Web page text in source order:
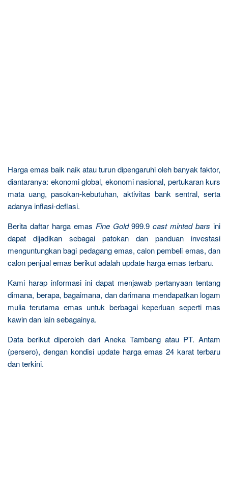
Harga emas baik naik atau turun dipengaruhi oleh banyak faktor,
diantaranya: ekonomi global, ekonomi nasional, pertukaran kurs
mata uang, pasokan-kebutuhan, aktivitas bank sentral, serta
adanya inflasi-deflasi.
Berita daftar harga emas Fine Gold999.9cast minted barsini
dapat dijadikan sebagai patokan dan panduan investasi
menguntungkan bagi pedagang emas, calon pembeli emas, dan
calon penjual emas berikut adalah update harga emas terbaru.
Kami harap informasi ini dapat menjawab pertanyaan tentang
dimana, berapa, bagaimana, dan darimana mendapatkan logam
mulia terutama emas untuk berbagai keperluan seperti mas
kawin dan lain sebagainya.
Data berikut diperoleh dari Aneka Tambang atau PT. Antam
(persero), dengan kondisi update harga emas 24 karat terbaru
dan terkini.